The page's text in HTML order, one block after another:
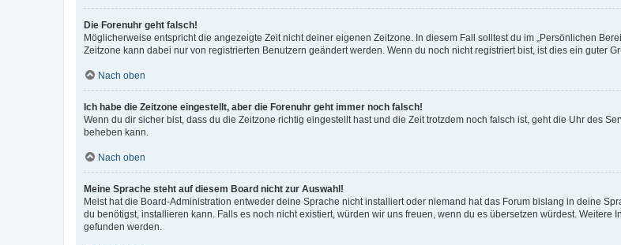
Die Forenuhr geht falsch!
Möglicherweise entspricht die angezeigte Zeit nicht deiner eigenen Zeitzone. In diesem Fall solltest du im „Persönlichen
Zeitzone kann dabei nur von registrierten Benutzern geändert werden. Wenn du noch nicht registriert bist, ist dies ein guter
Nach oben
Ich habe die Zeitzone eingestellt, aber die Forenuhr geht immer noch falsch!
Wenn du dir sicher bist, dass du die Zeitzone richtig eingestellt hast und die Zeit trotzdem noch falsch ist, geht die Uhr des
beheben kann.
Nach oben
Meine Sprache steht auf diesem Board nicht zur Auswahl!
Meist hat die Board-Administration entweder deine Sprache nicht installiert oder niemand hat das Forum bislang in deine
du benötigst, installieren kann. Falls es noch nicht existiert, würden wir uns freuen, wenn du es übersetzen würdest. Weitere
gefunden werden.